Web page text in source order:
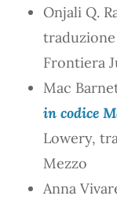
Onjali Q.
traduzione
Frontiera
Mac
in codice
Lowery,
Mezzo
Anna